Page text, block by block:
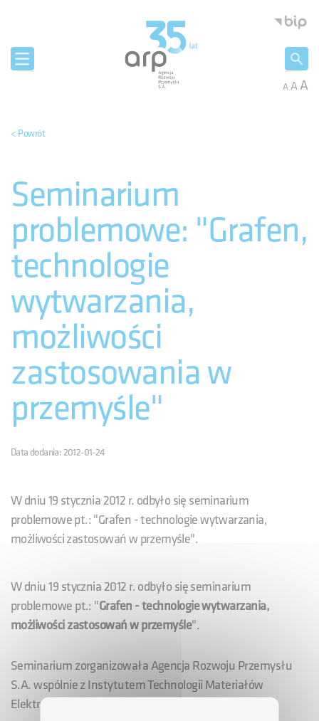
AAA
< Powrót
Seminarium
problemowe: "Grafen,
technologie
wytwarzania,
możliwości
zastosowania w
przemyśle"
Data dodania: 2012-01-24
W dniu 19 stycznia 2012 r. odbyło się seminarium
problemowe pt.: "Grafen - technologie wytwarzania,
możliwości zastosowań w przemyśle".
W dniu 19 stycznia 2012 r. odbyło się seminarium
problemowe pt.: "Grafen - technologie wytwarzania,
możliwości zastosowań w przemyśle".
Seminarium zorganizowała Agencja Rozwoju Przemysłu
S.A. wspólnie z Instytutem Technologii Materiałów
Elektronicznych i Uniwersytetem Warszawskim.